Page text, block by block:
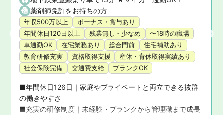
薬剤師免許をお持ちの方
年収500万以上
ボーナス・賞与あり
年間休日120日以上
残業無し・少なめ
〜18時の職場
車通勤OK
在宅業務あり 総合門前
住宅補助あり
教育研修充実
資格取得支援
産休・育休取得実績あり
社会保険完備
交通費支給 ブランクOK
■年間休日126日｜家庭やプライベートと両立できる抜群
の働きやすさ
■充実の研修制度｜未経験・ブランクから管理職まで成長